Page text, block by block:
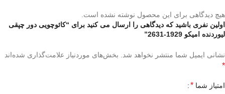
هیچ دیدگاهی برای این محصول نوشته نشده است.
اولین نفری باشید که دیدگاهی را ارسال می کنید برای “کائوچویی دور چپقی
لیوردنده امیکو 1929-2631”
نشانی ایمیل شما منتشر نخواهد شد. بخش‌های موردنیاز علامت‌گذاری شده‌اند
*
امتیاز شما *